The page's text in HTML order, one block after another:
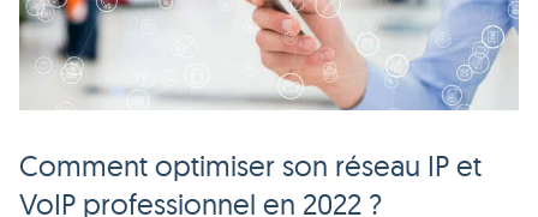
Comment optimiser son réseau IP et
VoIP professionnel en 2022 ?